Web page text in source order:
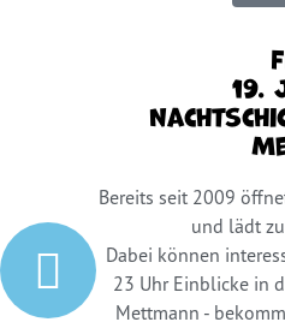
19.
Bereits seit 2009
und lädt
Dabei können
23 Uhr Einblicke in
Mettmann -